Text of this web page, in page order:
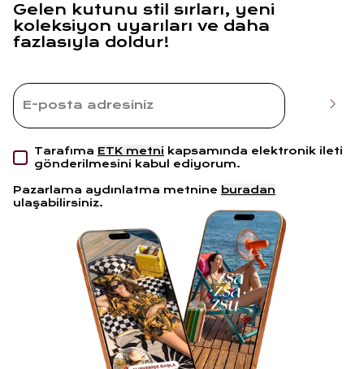
Gelen kutunu stil sırları, yeni
koleksiyon uyarıları ve daha
fazlasıyla doldur!
Tarafıma ETK metni kapsamında elektronik ileti
gönderilmesini kabul ediyorum.
Pazarlama aydınlatma metnine buradan
ulaşabilirsiniz.